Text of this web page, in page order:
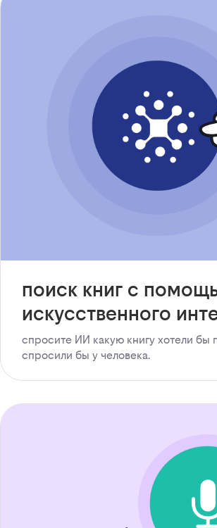
поиск книг с
искусственного
спросите ИИ какую книгу хотели бы
спросили бы у человека.